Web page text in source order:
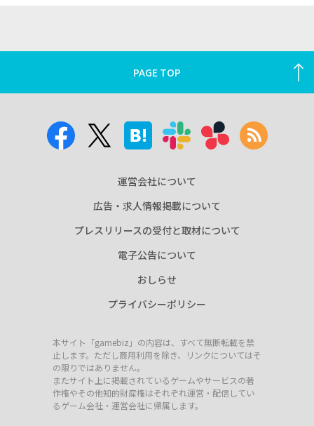
PAGE TOP
運営会社について
広告・求人情報掲載について
プレスリリースの受付と取材について
電子公告について
おしらせ
プライバシーポリシー
本サイト「gamebiz」の内容は、すべて無断転載を禁
止します。ただし商用利用を除き、リンクについてはそ
の限りではありません。
またサイト上に掲載されているゲームやサービスの著
作権やその他知的財産権はそれぞれ運営・配信してい
るゲーム会社・運営会社に帰属します。